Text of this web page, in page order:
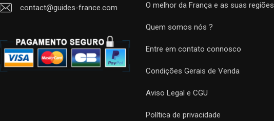
contact@guides-france.com O melhor da França e as suas regiões
Quem somos nós ?
Entre em contato connosco
Condições Gerais de Venda
Aviso Legal e CGU
Política de privacidade